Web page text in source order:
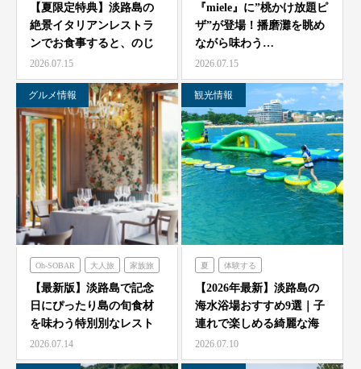
体験する のじまスコーラ
【夏限定特典】淡路島の
絶景イタリアンレストラ
ンでお食事すると、のじ
ま動物園の入場券をプレ
ゼ…
2026.07.15
体験する ミエレ
『miele』に”桃かけ放題ピ
ザ”が登場！播磨灘を眺め
ながら味わう…
2026.07.15
グルメ情報
Oh-SOBAR 大人旅 家族旅
食べる フレンチの森
オーシャンテラス
のじまスコーラ 青海波
海神人の食卓
【最新版】淡路島で記念
日にぴったり島の旬食材
を味わう特別別なレスト
ラン7選
2026.07.14
観光情報
夏 体験する
のじまスコーラ
シェフガーデン
【2026年最新】淡路島の
海水浴場おすすめ9選｜子
連れで楽しめる綺麗な海
と海開き情報
2026.07.10